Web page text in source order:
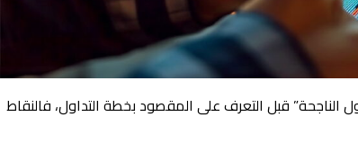
قبل التعرف على المقصود بخطة التداول، فالنقاط